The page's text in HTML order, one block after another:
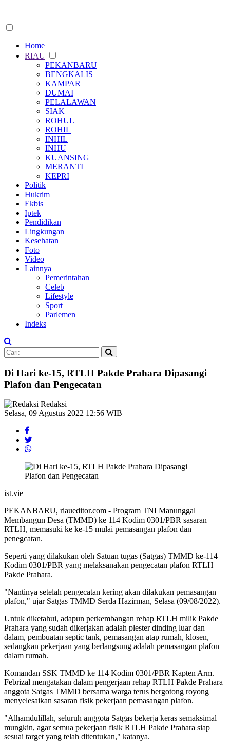
Home
RIAU
PEKANBARU
BENGKALIS
KAMPAR
DUMAI
PELALAWAN
SIAK
ROHUL
ROHIL
INHIL
INHU
KUANSING
MERANTI
KEPRI
Politik
Hukrim
Ekbis
Iptek
Pendidikan
Lingkungan
Kesehatan
Foto
Video
Lainnya
Pemerintahan
Celeb
Lifestyle
Sport
Parlemen
Indeks
Di Hari ke-15, RTLH Pakde Prahara Dipasangi
Plafon dan Pengecatan
Redaksi
Selasa, 09 Agustus 2022 12:56 WIB
ist.vie
PEKANBARU, riaueditor.com - Program TNI Manunggal
Membangun Desa (TMMD) ke 114 Kodim 0301/PBR sasaran
RTLH, memasuki ke ke-15 mulai pemasangan plafon dan
penegcatan.
Seperti yang dilakukan oleh Satuan tugas (Satgas) TMMD ke-114
Kodim 0301/PBR yang melaksanakan pengecatan plafon RTLH
Pakde Prahara.
"Nantinya setelah pengecatan kering akan dilakukan pemasangan
plafon," ujar Satgas TMMD Serda Hazirman, Selasa (09/08/2022).
Untuk diketahui, adapun perkembangan rehap RTLH milik Pakde
Prahara yang sudah dikerjakan adalah plester dinding luar dan
dalam, pembuatan septic tank, pemasangan atap rumah, klosen,
sedangkan pekerjaan yang berlangsung adalah pemasangan plafon
dalam rumah.
Komandan SSK TMMD ke 114 Kodim 0301/PBR Kapten Arm.
Febrizal mengatakan dalam pengerjaan rehap RTLH Pakde Prahara
anggota Satgas TMMD bersama warga terus bergotong royong
menyelesaikan sasaran fisik pekerjaan pemasangan plafon.
"Alhamdulillah, seluruh anggota Satgas bekerja keras semaksimal
mungkin, agar semua pekerjaan fisik RTLH Pakde Prahara siap
sesuai target yang telah ditentukan," katanya.